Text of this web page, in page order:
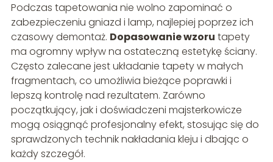
Podczas tapetowania nie wolno zapominać o
zabezpieczeniu gniazd i lamp, najlepiej poprzez ich
czasowy demontaż. Dopasowanie wzoru tapety
ma ogromny wpływ na ostateczną estetykę ściany.
Często zalecane jest układanie tapety w małych
fragmentach, co umożliwia bieżące poprawki i
lepszą kontrolę nad rezultatem. Zarówno
początkujący, jak i doświadczeni majsterkowicze
mogą osiągnąć profesjonalny efekt, stosując się do
sprawdzonych technik nakładania kleju i dbając o
każdy szczegół.